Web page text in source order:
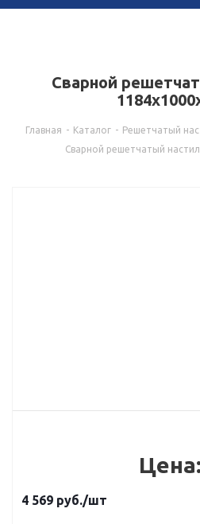
Сварной
Главная - Каталог - Решетчатый
Сварной решетчатый настил
Цена:
4 569 руб./шт